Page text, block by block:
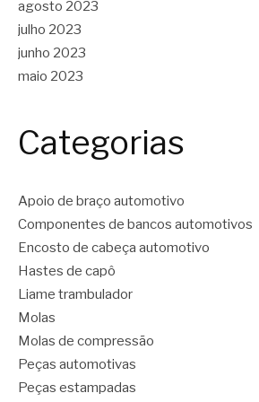
agosto 2023
julho 2023
junho 2023
maio 2023
Categorias
Apoio de braço automotivo
Componentes de bancos automotivos
Encosto de cabeça automotivo
Hastes de capô
Liame trambulador
Molas
Molas de compressão
Peças automotivas
Peças estampadas